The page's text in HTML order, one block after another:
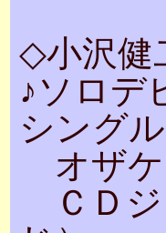
◇小沢健
♪ソロデ
シング
オザケ
ＣＤジ